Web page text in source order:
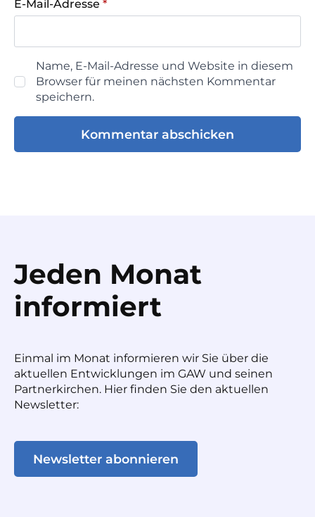
E-Mail-Adresse *
Name, E-Mail-Adresse und Website in diesem
Browser für meinen nächsten Kommentar
speichern.
Jeden Monat
informiert
Einmal im Monat informieren wir Sie über die
aktuellen Entwicklungen im GAW und seinen
Partnerkirchen. Hier finden Sie den aktuellen
Newsletter:
Newsletter abonnieren